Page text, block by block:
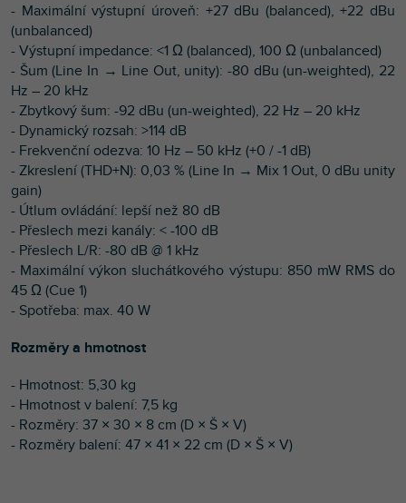
- Maximální výstupní úroveň: +27 dBu (balanced), +22 dBu
(unbalanced)
- Výstupní impedance: <1 Ω (balanced), 100 Ω (unbalanced)
- Šum (Line In → Line Out, unity): -80 dBu (un-weighted), 22
Hz – 20 kHz
- Zbytkový šum: -92 dBu (un-weighted), 22 Hz – 20 kHz
- Dynamický rozsah: >114 dB
- Frekvenční odezva: 10 Hz – 50 kHz (+0 / -1 dB)
- Zkreslení (THD+N): 0,03 % (Line In → Mix 1 Out, 0 dBu unity
gain)
- Útlum ovládání: lepší než 80 dB
- Přeslech mezi kanály: < -100 dB
- Přeslech L/R: -80 dB @ 1 kHz
- Maximální výkon sluchátkového výstupu: 850 mW RMS do
45 Ω (Cue 1)
- Spotřeba: max. 40 W
Rozměry a hmotnost
- Hmotnost: 5,30 kg
- Hmotnost v balení: 7,5 kg
- Rozměry: 37 × 30 × 8 cm (D × Š × V)
- Rozměry balení: 47 × 41 × 22 cm (D × Š × V)